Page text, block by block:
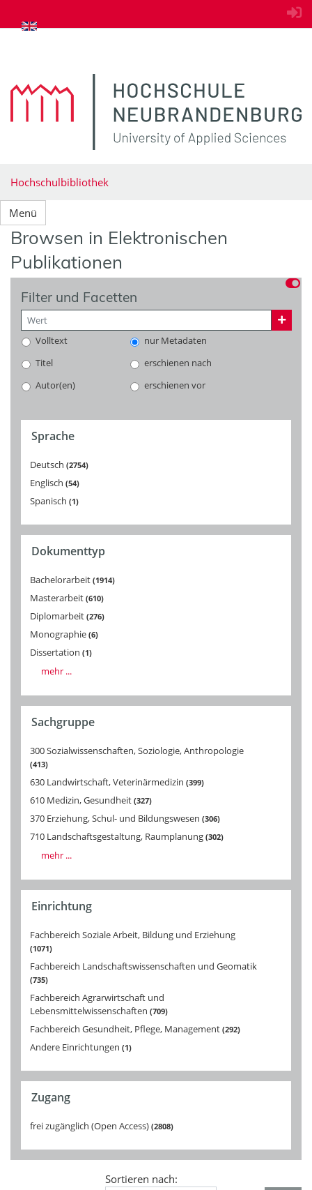
zum Inhalt springen
Hochschulbibliothek
Menü
Browsen in Elektronischen
Publikationen
Filter und Facetten
Volltext
nur Metadaten
Titel
erschienen nach
Autor(en)
erschienen vor
Sprache
Deutsch 2754
Englisch 54
Spanisch 1
Dokumenttyp
Bachelorarbeit 1914
Masterarbeit 610
Diplomarbeit 276
Monographie 6
Dissertation 1
mehr ...
Sachgruppe
300 Sozialwissenschaften, Soziologie, Anthropologie
413
630 Landwirtschaft, Veterinärmedizin 399
610 Medizin, Gesundheit 327
370 Erziehung, Schul- und Bildungswesen 306
710 Landschaftsgestaltung, Raumplanung 302
mehr ...
Einrichtung
Fachbereich Soziale Arbeit, Bildung und Erziehung
1071
Fachbereich Landschaftswissenschaften und Geomatik
735
Fachbereich Agrarwirtschaft und
Lebensmittelwissenschaften 709
Fachbereich Gesundheit, Pflege, Management 292
Andere Einrichtungen 1
Zugang
frei zugänglich (Open Access) 2808
Sortieren nach: